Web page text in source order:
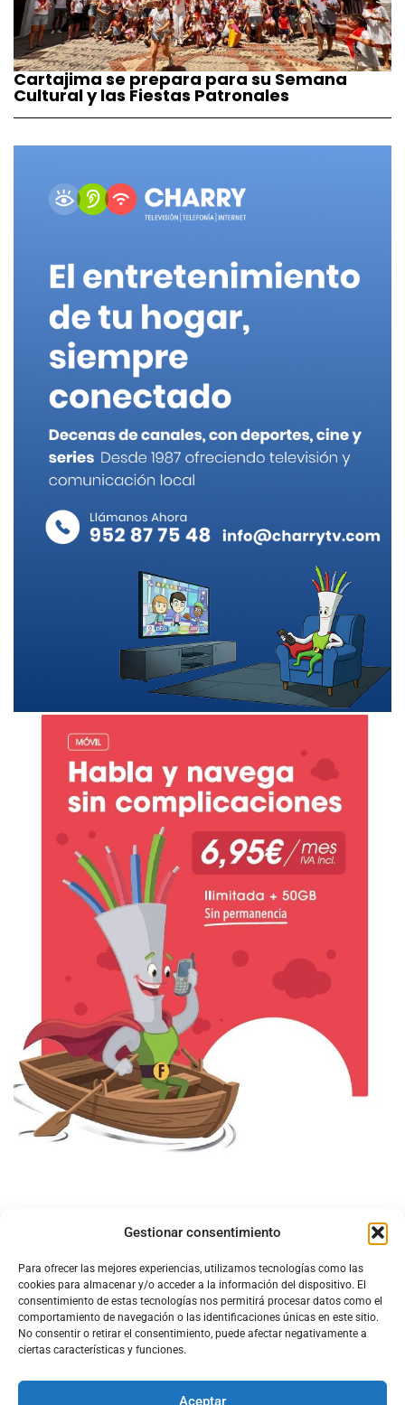
Gestionar consentimiento
Para ofrecer las mejores experiencias, utilizamos tecnologías como las
cookies para almacenar y/o acceder a la información del dispositivo. El
consentimiento de estas tecnologías nos permitirá procesar datos como el
comportamiento de navegación o las identificaciones únicas en este sitio.
No consentir o retirar el consentimiento, puede afectar negativamente a
ciertas características y funciones.
Aceptar
Cartajima se prepara para su Semana
Cultural y las Fiestas Patronales